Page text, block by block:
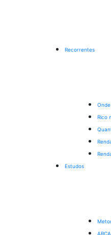
Recorrentes
Rico
Estudos